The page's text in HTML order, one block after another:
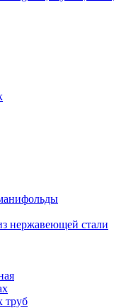
нержавеющей стали
труб